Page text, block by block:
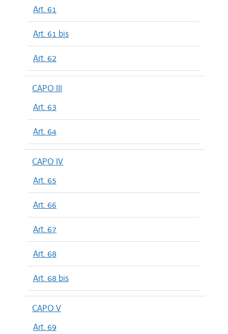
Art. 61
Art. 61 bis
Art. 62
CAPO III
Art. 63
Art. 64
CAPO IV
Art. 65
Art. 66
Art. 67
Art. 68
Art. 68 bis
CAPO V
Art. 69